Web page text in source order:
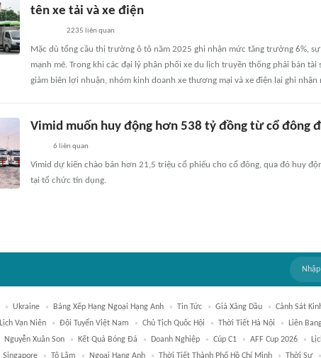
tên xe tải và xe điện
2235 liên quan
Mặc dù tổng cầu thị trường ô tô năm 2025 ghi nhận mức tăng trưởng 6%,
mạnh mẽ. Trong khi các đại lý phân phối xe du lịch truyền thống phải bán
giảm biên lợi nhuận, nhóm kinh doanh xe thương mại và xe điện lại ghi
Vimid muốn huy động hơn 538 tỷ đồng từ cổ đông
6 liên quan
Vimid dự kiến chào bán hơn 21,5 triệu cổ phiếu cho cổ đông, qua đó huy
tại tổ chức tín dụng.
Ukraine Bảng Xếp Hạng Ngoại Hạng Anh Tin Tức Giá Xăng Dầu Cảnh Sát
Lịch Vạn Niên Đội Tuyển Việt Nam Chủ Tịch Quốc Hội Thời Tiết Hà Nội Liên
Nguyễn Xuân Son Kết Quả Bóng Đá Doanh Nghiệp Cúp C1 AFF Cup 2026
Singapore Tô Lâm Ngoại Hạng Anh Thời Tiết Thành Phố Hồ Chí Minh Thời Sự